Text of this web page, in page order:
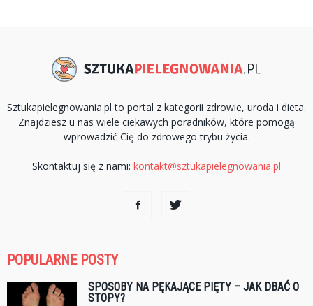
Sztukapielegnowania.pl to portal z kategorii zdrowie, uroda i dieta.
Znajdziesz u nas wiele ciekawych poradników, które pomogą
wprowadzić Cię do zdrowego trybu życia.
Skontaktuj się z nami: kontakt@sztukapielegnowania.pl
POPULARNE POSTY
SPOSOBY NA PĘKAJĄCE PIĘTY – JAK DBAĆ O
STOPY?